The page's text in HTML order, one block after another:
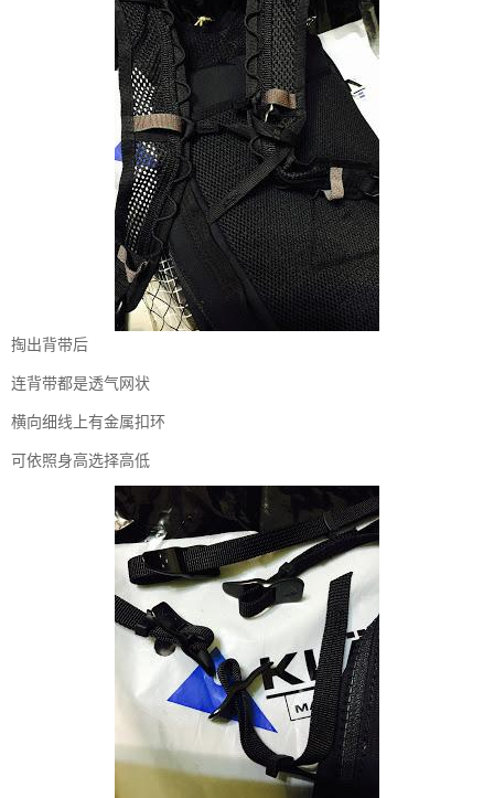
掏出背带后
连背带都是透气网状
横向细线上有金属扣环
可依照身高选择高低